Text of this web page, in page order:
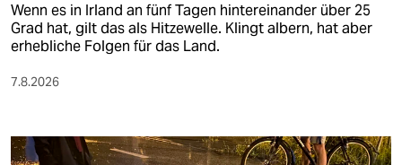
Wenn es in Irland an fünf Tagen hintereinander über 25
Grad hat, gilt das als Hitzewelle. Klingt albern, hat aber
erhebliche Folgen für das Land.
7.8.2026